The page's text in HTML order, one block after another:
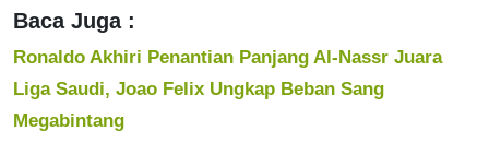
Baca Juga :
Ronaldo Akhiri Penantian Panjang Al-Nassr Juara
Liga Saudi, Joao Felix Ungkap Beban Sang
Megabintang